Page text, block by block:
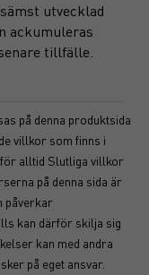
utvecklad
ackumuleras
tillfälle.
på denna produktsida
villkor som finns i
alltid Slutliga villkor
på denna sida är
påverkar
kan därför skilja sig
kan med andra
på eget ansvar.